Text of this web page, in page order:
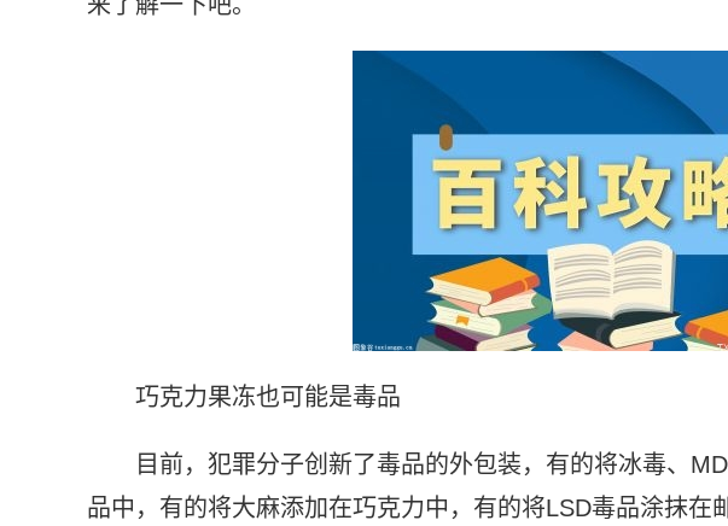
巧克力果冻也可能是毒品
目前，犯罪分子创新了毒品的外包装，有的将冰毒、
品中，有的将大麻添加在巧克力中，有的将LSD毒品涂抹在